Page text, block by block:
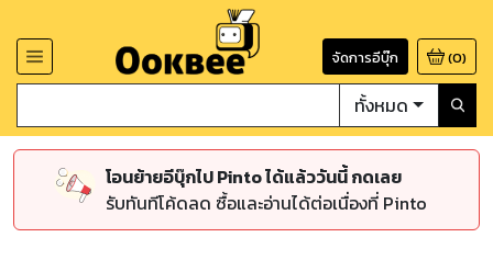
จัดการอีบุ๊ก (0)
ทั้งหมด
โอนย้ายอีบุ๊กไป Pinto ได้แล้ววันนี้ กดเลย
รับทันทีโค้ดลด ซื้อและอ่านได้ต่อเนื่องที่ Pinto